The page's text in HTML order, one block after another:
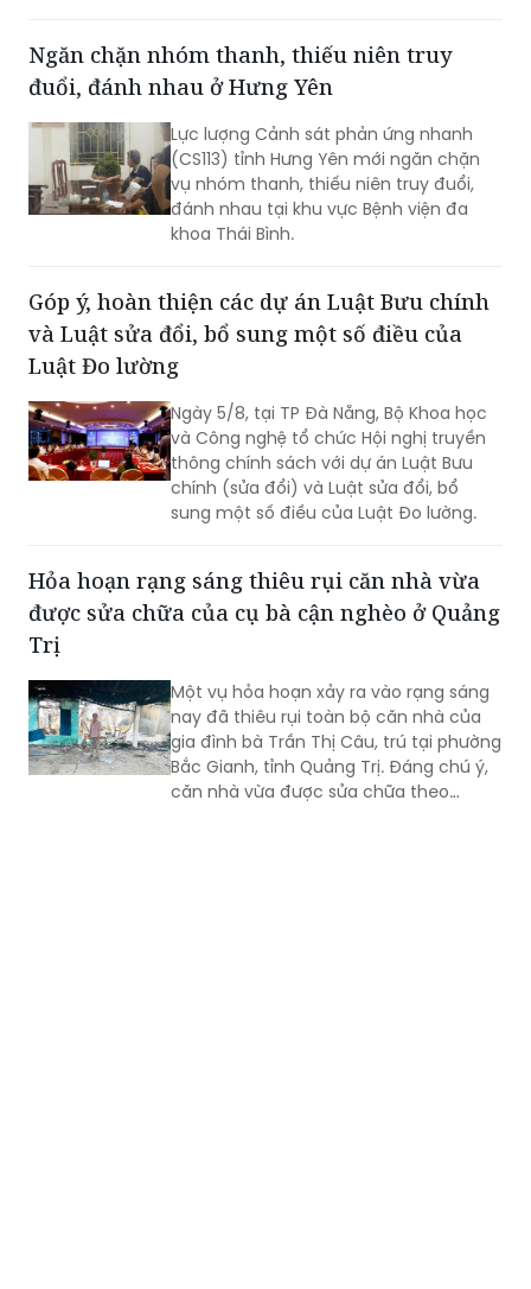
cơ sở y tế, sự hài lòng của người bệnh
không chỉ là mục tiêu hướng tới mà
đánh giá chất lượng hoạt động của
mỗi đơn vị.
Ngăn chặn nhóm thanh, thiếu niên truy
đuổi, đánh nhau ở Hưng Yên
Lực lượng Cảnh sát phản ứng nhanh
(CS113) tỉnh Hưng Yên mới ngăn chặn
vụ nhóm thanh, thiếu niên truy đuổi,
đánh nhau tại khu vực Bệnh viện đa
khoa Thái Bình.
Góp ý, hoàn thiện các dự án Luật Bưu chính
và Luật sửa đổi, bổ sung một số điều của
Luật Đo lường
Ngày 5/8, tại TP Đà Nẵng, Bộ Khoa học
và Công nghệ tổ chức Hội nghị truyền
thông chính sách với dự án Luật Bưu
chính (sửa đổi) và Luật sửa đổi, bổ
sung một số điều của Luật Đo lường.
Hỏa hoạn rạng sáng thiêu rụi căn nhà vừa
được sửa chữa của cụ bà cận nghèo ở Quảng
Trị
Một vụ hỏa hoạn xảy ra vào rạng sáng
nay đã thiêu rụi toàn bộ căn nhà của
gia đình bà Trần Thị Câu, trú tại phường
Bắc Gianh, tỉnh Quảng Trị. Đáng chú ý,
căn nhà vừa được sửa chữa theo